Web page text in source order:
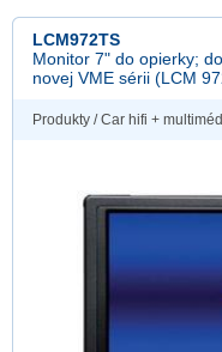
LCM972TS
Monitor 7" do opierky;
novej VME sérii (LCM
Produkty /Car hifi +